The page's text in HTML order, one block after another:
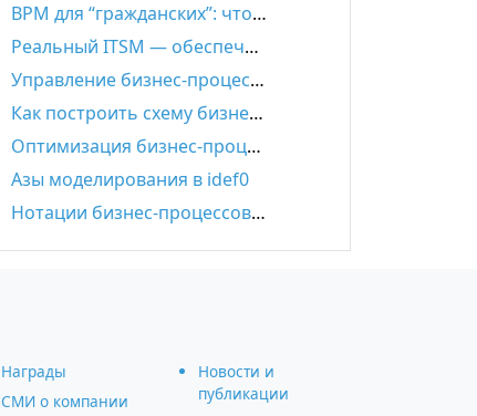
BPM для “гражданских”: что такое настоящий Low-code
Реальный ITSM — обеспечение эффективности ИТ-деятельности
Управление бизнес-процессами – всё, что нужно знать
Как построить схему бизнес-процесса: пошаговая инструкция
Оптимизация бизнес-процессов: основные принципы
Азы моделирования в idef0
Нотации бизнес-процессов IDEF0. EPC. BPMN.
Награды
СМИ о компании
Новости и
публикации